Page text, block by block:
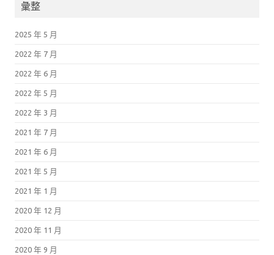
彙整
2025 年 5 月
2022 年 7 月
2022 年 6 月
2022 年 5 月
2022 年 3 月
2021 年 7 月
2021 年 6 月
2021 年 5 月
2021 年 1 月
2020 年 12 月
2020 年 11 月
2020 年 9 月